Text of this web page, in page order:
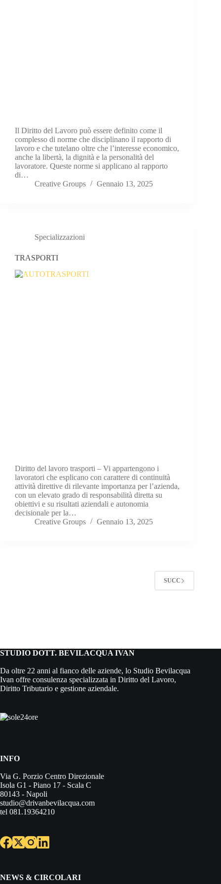
Il Diritto del Lavoro può essere definito come il
complesso di norme che disciplinano il rapporto di
lavoro e che tutelano oltre che l’interesse economico,
anche la libertà, la dignità e la personalità del
lavoratore. Queste norme si applicano al rapporto
di…
Creative Groups
Gennaio 13, 2025
Specializzazioni
TRASPORTI
Diritto del lavoro trasporti – Vi appartengono i
lavoratori che esplicano con carattere di continuità
attività direttive di rilevante importanza per l’azienda,
con un elevato grado di responsabilità diretta su
obiettivi e su risultati aziendali e autonomia
decisionale per la…
Creative Groups
Gennaio 13, 2025
SUCC
STUDIO DOTT. BEVILACQUA IVAN
Da oltre 22 anni al fianco delle aziende, lo Studio Bevilacqua
Ivan offre consulenza specializzata in Diritto del Lavoro,
Diritto Tributario e gestione aziendale.
INFO
Via G. Porzio Centro Direzionale
Isola G1 - Piano 17 - Scala C
80143 - Napoli
studio@drivanbevilacqua.com
tel 081.19364210
NEWS & CIRCOLARI